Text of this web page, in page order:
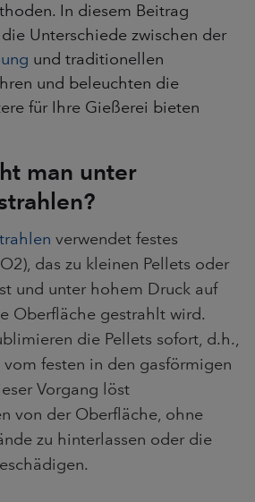
In diesem Beitrag
Unterschiede zwischen der
und traditionellen
und beleuchten die
für Ihre Gießerei bieten
man unter
verwendet festes
das zu kleinen Pellets oder
und unter hohem Druck auf
Oberfläche gestrahlt wird.
die Pellets sofort, d.h.,
festen in den gasförmigen
Vorgang löst
von der Oberfläche, ohne
zu hinterlassen oder die